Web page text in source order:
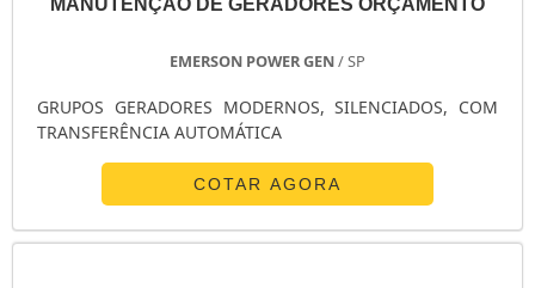
ENERGIA SOLAR RESIDENCIAL PREÇO
ENERGIA SOLAR FOTOVOLTAICA RESIDENCIAL
ENERGIA SOLAR FOTOVOLTAICA PREÇO
ENERGIA FOTOVOLTAICA RESIDENCIAL
ENERGIA FOTOVOLTAICA PARA INDÚSTRIA
MANUTENÇÃO DE GERADORES ORÇAMENTO
EMERSON POWER GEN/ SP
GRUPOS GERADORES MODERNOS, SILENCIADOS, COM
TRANSFERÊNCIA AUTOMÁTICA
COTAR AGORA